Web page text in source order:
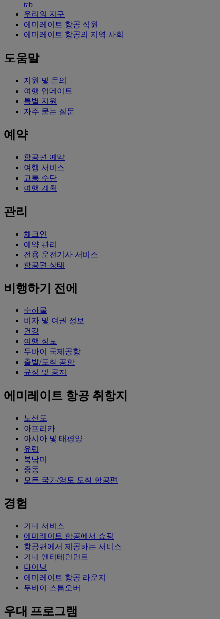
tab
우리의 지구
에미레이트 항공 직원
에미레이트 항공의 지역 사회
도움말
지원 및 문의
여행 업데이트
특별 지원
자주 묻는 질문
예약
항공편 예약
여행 서비스
교통 수단
여행 계획
관리
체크인
예약 관리
전용 운전기사 서비스
항공편 상태
비행하기 전에
수하물
비자 및 여권 정보
건강
여행 정보
두바이 국제공항
출발/도착 공항
규정 및 공지
에미레이트 항공 취항지
노선도
아프리카
아시아 및 태평양
유럽
북남미
중동
모든 국가/영토 도착 항공편
경험
기내 서비스
에미레이트 항공에서 쇼핑
항공편에서 제공하는 서비스
기내 엔터테인먼트
다이닝
에미레이트 항공 라운지
두바이 스톱오버
우대 프로그램